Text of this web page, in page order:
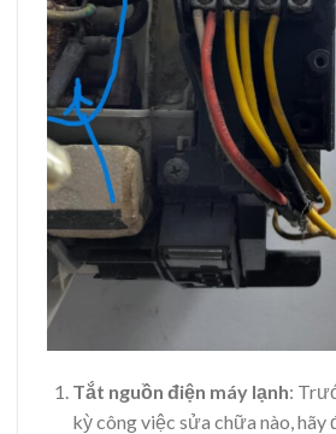
Tắt nguồn điện máy lạnh:
kỳ công việc sửa chữa nào, hãy